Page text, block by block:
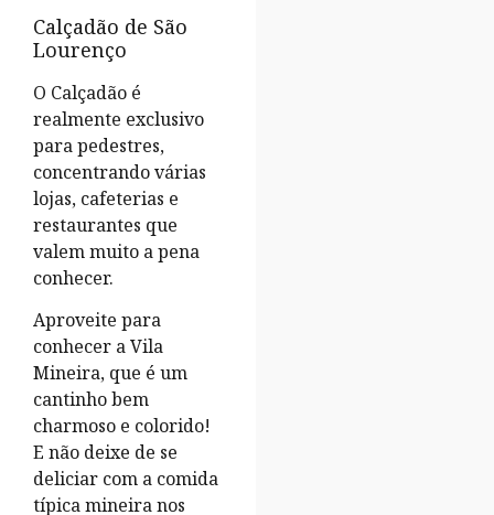
Calçadão de São
Lourenço
O Calçadão é
realmente exclusivo
para pedestres,
concentrando várias
lojas, cafeterias e
restaurantes que
valem muito a pena
conhecer.
Aproveite para
conhecer a Vila
Mineira, que é um
cantinho bem
charmoso e colorido!
E não deixe de se
deliciar com a comida
típica mineira nos